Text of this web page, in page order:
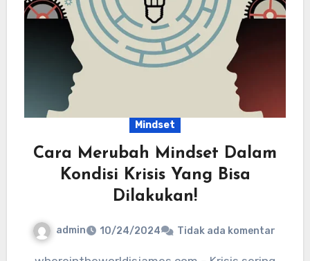
Mindset
Cara Merubah Mindset Dalam
Kondisi Krisis Yang Bisa
Dilakukan!
admin 10/24/2024 Tidak ada komentar